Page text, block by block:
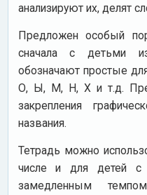
анализируют их, делят
Предложен особый
сначала с детьми
обозначают простые
О, Ы, М, Н, Х и т.д.
закрепления
названия.
Тетрадь можно
числе и для детей с
замедленным